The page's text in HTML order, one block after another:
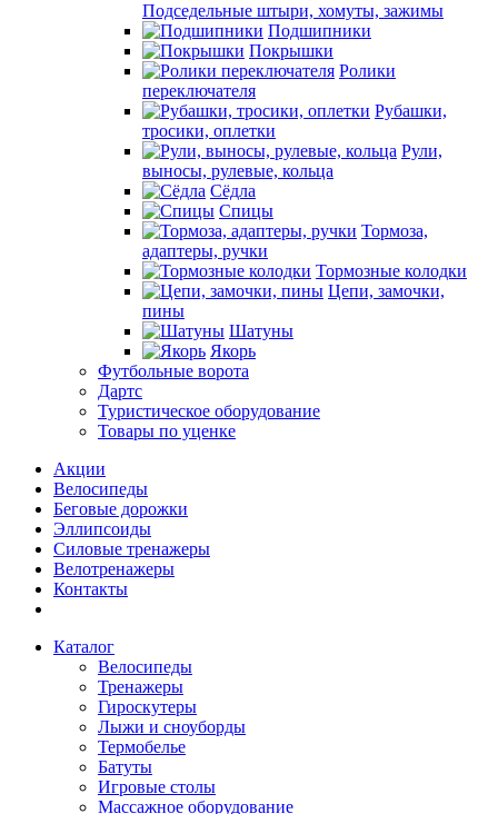
Подседельные штыри, хомуты, зажимы
Подшипники
Покрышки
Ролики
переключателя
Рубашки,
тросики, оплетки
Рули,
выносы, рулевые, кольца
Сёдла
Спицы
Тормоза,
адаптеры, ручки
Тормозные колодки
Цепи, замочки,
пины
Шатуны
Якорь
Футбольные ворота
Дартс
Туристическое оборудование
Товары по уценке
Акции
Велосипеды
Беговые дорожки
Эллипсоиды
Силовые тренажеры
Велотренажеры
Контакты
Каталог
Велосипеды
Тренажеры
Гироскутеры
Лыжи и сноуборды
Термобелье
Батуты
Игровые столы
Массажное оборудование